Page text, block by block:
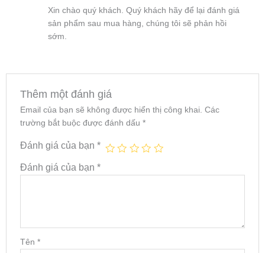
Xin chào quý khách. Quý khách hãy để lại đánh giá
sản phẩm sau mua hàng, chúng tôi sẽ phản hồi
sớm.
Thêm một đánh giá
Email của bạn sẽ không được hiển thị công khai. Các
trường bắt buộc được đánh dấu *
Đánh giá của bạn *
Đánh giá của bạn *
Tên *